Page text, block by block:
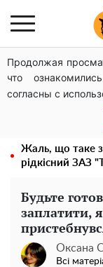
Продолжая
что
согласны с
Дрони із
мільйони
Естонії
Гола Олена
щелепи: злив
Жаль, що таке
рідкісний ЗАЗ
Будьте
заплатити,
Оксана
Всі